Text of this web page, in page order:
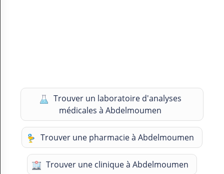
Trouver un laboratoire d'analyses
médicales à Abdelmoumen
Trouver une pharmacie à Abdelmoumen
Trouver une clinique à Abdelmoumen